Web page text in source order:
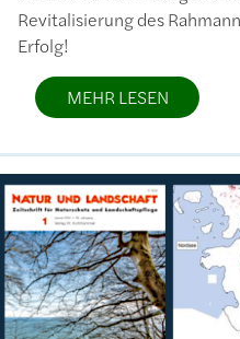
Revitalisierung des
Erfolg!
MEHR LESEN
Bild